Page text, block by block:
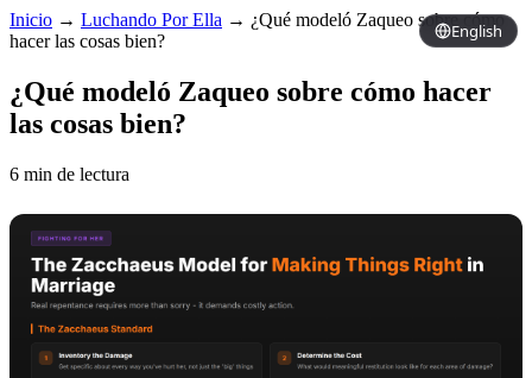
English
Inicio → Luchando Por Ella → ¿Qué modeló Zaqueo sobre cómo
hacer las cosas bien?
¿Qué modeló Zaqueo sobre cómo hacer
las cosas bien?
6 min de lectura